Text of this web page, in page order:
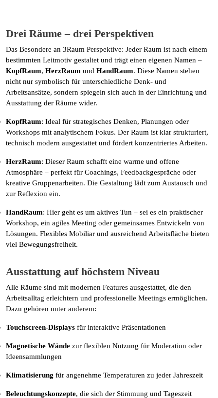
Drei Räume – drei Perspektiven
Das Besondere an 3Raum Perspektive: Jeder Raum ist nach einem
bestimmten Leitmotiv gestaltet und trägt einen eigenen Namen –
KopfRaum, HerzRaum und HandRaum. Diese Namen stehen
nicht nur symbolisch für unterschiedliche Denk- und
Arbeitsansätze, sondern spiegeln sich auch in der Einrichtung und
Ausstattung der Räume wider.
KopfRaum: Ideal für strategisches Denken, Planungen oder
Workshops mit analytischem Fokus. Der Raum ist klar strukturiert,
technisch modern ausgestattet und fördert konzentriertes Arbeiten.
HerzRaum: Dieser Raum schafft eine warme und offene
Atmosphäre – perfekt für Coachings, Feedbackgespräche oder
kreative Gruppenarbeiten. Die Gestaltung lädt zum Austausch und
zur Reflexion ein.
HandRaum: Hier geht es um aktives Tun – sei es ein praktischer
Workshop, ein agiles Meeting oder gemeinsames Entwickeln von
Lösungen. Flexibles Mobiliar und ausreichend Arbeitsfläche bieten
viel Bewegungsfreiheit.
Ausstattung auf höchstem Niveau
Alle Räume sind mit modernen Features ausgestattet, die den
Arbeitsalltag erleichtern und professionelle Meetings ermöglichen.
Dazu gehören unter anderem:
Touchscreen-Displays für interaktive Präsentationen
Magnetische Wände zur flexiblen Nutzung für Moderation oder
Ideensammlungen
Klimatisierung für angenehme Temperaturen zu jeder Jahreszeit
Beleuchtungskonzepte, die sich der Stimmung und Tageszeit